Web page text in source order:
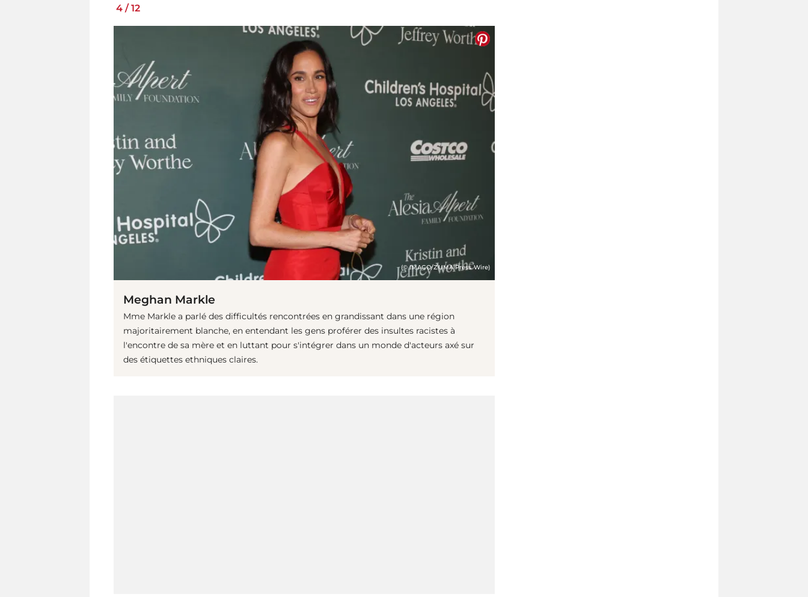
4 /12
(© IMAGO/ZUMA Press Wire)
Meghan Markle
Mme Markle a parlé des difficultés rencontrées en grandissant dans une région
majoritairement blanche, en entendant les gens proférer des insultes racistes à
l'encontre de sa mère et en luttant pour s'intégrer dans un monde d'acteurs axé sur
des étiquettes ethniques claires.